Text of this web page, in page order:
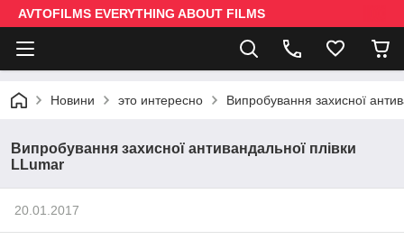
AVTOFILMS EVERYTHING ABOUT FILMS
Новини это интересно Випробування захисної
Випробування захисної антивандальної плівки
LLumar
20.01.2017